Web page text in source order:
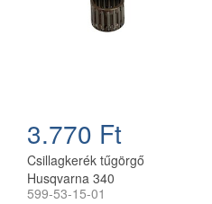
3.770 Ft
Csillagkerék tűgörgő
Husqvarna 340
599-53-15-01